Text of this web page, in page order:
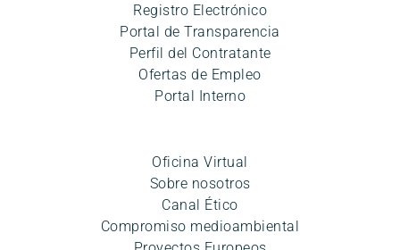
Registro Electrónico
Portal de Transparencia
Perfil del Contratante
Ofertas de Empleo
Portal Interno
Oficina Virtual
Sobre nosotros
Canal Ético
Compromiso medioambiental